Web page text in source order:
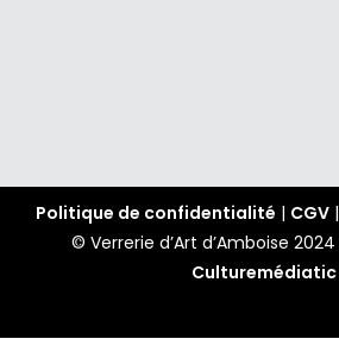
Politique de confidentialité | CGV |
© Verrerie d’Art d’Amboise 2024
Culturemédiatic